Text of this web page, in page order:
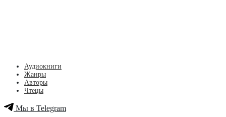
Аудиокниги
Жанры
Авторы
Чтецы
Мы в Telegram